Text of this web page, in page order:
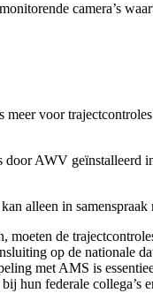
camera’s
meer voor
door AWV geïnstalleerd
alleen in
moeten de
op de nationale
met AMS is
hun federale